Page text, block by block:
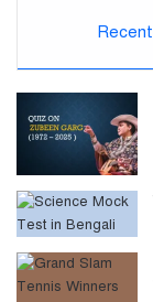
Recent